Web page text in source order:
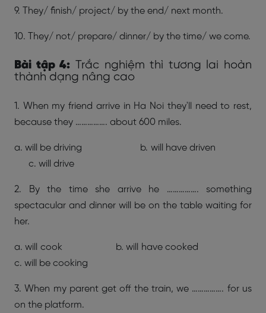
9. They/ finish/ project/ by the end/ next month.
10. They/ not/ prepare/ dinner/ by the time/ we come.
Bài tập 4: Trắc nghiệm thì tương lai hoàn
thành dạng nâng cao
1. When my friend arrive in Ha Noi they'll need to rest,
because they ……………. about 600 miles.
a. will be driving b. will have driven
c. will drive
2. By the time she arrive he ……………. something
spectacular and dinner will be on the table waiting for
her.
a. will cook b. will have cooked
c. will be cooking
3. When my parent get off the train, we ……………. for us
on the platform.